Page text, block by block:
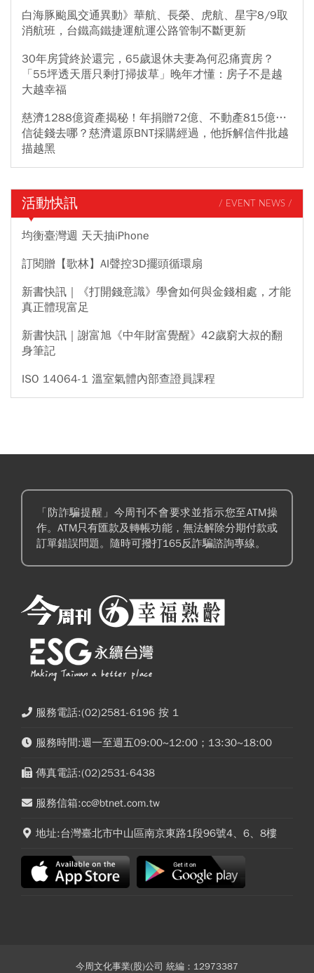
白海豚颱風交通異動》華航、長榮、虎航、星宇8/9取
消航班，台鐵高鐵捷運航運公路管制不斷更新
30年房貸終於還完，65歲退休夫妻為何忍痛賣房？
「55坪透天厝只剩打掃拔草」晚年才懂：房子不是越
大越幸福
慈濟1288億資產揭秘！年捐贈72億、不動產815億…
信徒錢去哪？慈濟還原BNT採購經過，他拆解信件批越
描越黑
活動快訊 / EVENT NEWS /
均衡臺灣週 天天抽iPhone
訂閱贈【歌林】AI聲控3D擺頭循環扇
新書快訊｜《打開錢意識》學會如何與金錢相處，才能
真正體現富足
新書快訊｜謝富旭《中年財富覺醒》42歲窮大叔的翻
身筆記
ISO 14064-1 溫室氣體內部查證員課程
「防詐騙提醒」今周刊不會要求並指示您至ATM操
作。ATM只有匯款及轉帳功能，無法解除分期付款或
訂單錯誤問題。隨時可撥打165反詐騙諮詢專線。
服務電話:(02)2581-6196 按 1
服務時間:週一至週五09:00~12:00；13:30~18:00
傳真電話:(02)2531-6438
服務信箱:cc@btnet.com.tw
地址:台灣臺北市中山區南京東路1段96號4、6、8樓
今周文化事業(股)公司 統編：12973387